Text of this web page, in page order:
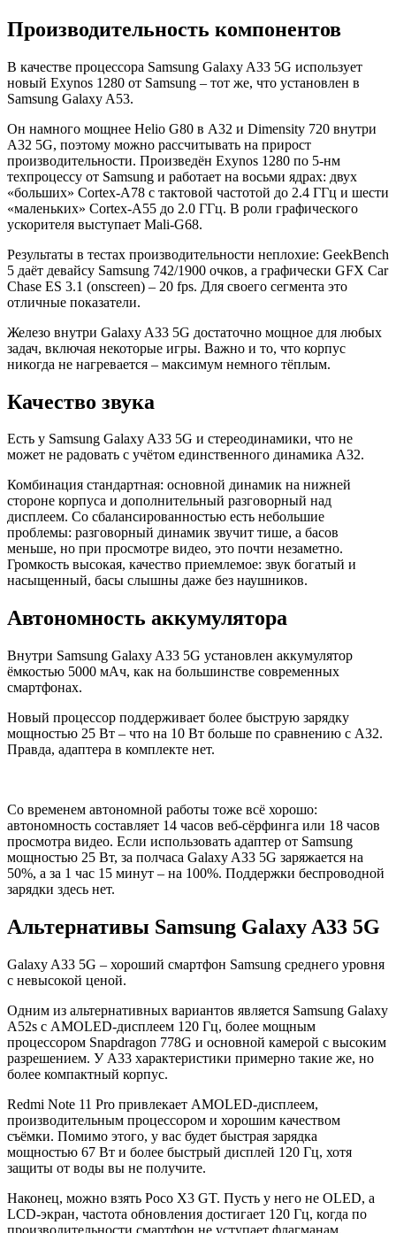
Производительность компонентов
В качестве процессора Samsung Galaxy A33 5G использует
новый Exynos 1280 от Samsung – тот же, что установлен в
Samsung Galaxy A53.
Он намного мощнее Helio G80 в A32 и Dimensity 720 внутри
A32 5G, поэтому можно рассчитывать на прирост
производительности. Произведён Exynos 1280 по 5-нм
техпроцессу от Samsung и работает на восьми ядрах: двух
«больших» Cortex-A78 с тактовой частотой до 2.4 ГГц и шести
«маленьких» Cortex-A55 до 2.0 ГГц. В роли графического
ускорителя выступает Mali-G68.
Результаты в тестах производительности неплохие: GeekBench
5 даёт девайсу Samsung 742/1900 очков, а графически GFX Car
Chase ES 3.1 (onscreen) – 20 fps. Для своего сегмента это
отличные показатели.
Железо внутри Galaxy A33 5G достаточно мощное для любых
задач, включая некоторые игры. Важно и то, что корпус
никогда не нагревается – максимум немного тёплым.
Качество звука
Есть у Samsung Galaxy A33 5G и стереодинамики, что не
может не радовать с учётом единственного динамика A32.
Комбинация стандартная: основной динамик на нижней
стороне корпуса и дополнительный разговорный над
дисплеем. Со сбалансированностью есть небольшие
проблемы: разговорный динамик звучит тише, а басов
меньше, но при просмотре видео, это почти незаметно.
Громкость высокая, качество приемлемое: звук богатый и
насыщенный, басы слышны даже без наушников.
Автономность аккумулятора
Внутри Samsung Galaxy A33 5G установлен аккумулятор
ёмкостью 5000 мАч, как на большинстве современных
смартфонах.
Новый процессор поддерживает более быструю зарядку
мощностью 25 Вт – что на 10 Вт больше по сравнению с A32.
Правда, адаптера в комплекте нет.
Со временем автономной работы тоже всё хорошо:
автономность составляет 14 часов веб-сёрфинга или 18 часов
просмотра видео. Если использовать адаптер от Samsung
мощностью 25 Вт, за полчаса Galaxy A33 5G заряжается на
50%, а за 1 час 15 минут – на 100%. Поддержки беспроводной
зарядки здесь нет.
Альтернативы Samsung Galaxy A33 5G
Galaxy A33 5G – хороший смартфон Samsung среднего уровня
с невысокой ценой.
Одним из альтернативных вариантов является Samsung Galaxy
A52s с AMOLED-дисплеем 120 Гц, более мощным
процессором Snapdragon 778G и основной камерой с высоким
разрешением. У A33 характеристики примерно такие же, но
более компактный корпус.
Redmi Note 11 Pro привлекает AMOLED-дисплеем,
производительным процессором и хорошим качеством
съёмки. Помимо этого, у вас будет быстрая зарядка
мощностью 67 Вт и более быстрый дисплей 120 Гц, хотя
защиты от воды вы не получите.
Наконец, можно взять Poco X3 GT. Пусть у него не OLED, а
LCD-экран, частота обновления достигает 120 Гц, когда по
производительности смартфон не уступает флагманам,